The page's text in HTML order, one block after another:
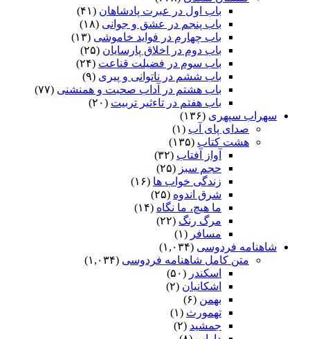
باب اول در عبرت پادشاهان (۴۱)
باب پنجم در عشق و جوانى (۱۸)
باب چهارم در فواید خاموشى (۱۳)
باب دوم در اخلاق پارسایان (۲۵)
باب سوم در فضیلت قناعت (۲۴)
باب ششم در ناتوانى و پیرى (۹)
باب هشتم در آداب صحبت و همنشنى (۷۷)
باب هفتم در تاءثیر تربیت (۲۰)
سهراب سپهری (۱۳۶)
صدای پای آب (۱)
هشت کتاب (۱۳۵)
آواز آفتاب (۳۲)
حجم سبز (۲۵)
زندگی خواب ها (۱۶)
شرق اندوه (۲۵)
ما هیچ، ما نگاه (۱۴)
مرگ رنگ (۲۲)
مسافر (۱)
شاهنامه فردوسی (۱,۰۳۴)
متن کامل شاهنامه فردوسی (۱,۰۳۴)
اسکندر (۵۰)
اشکانیان (۲)
بهمن (۶)
تهمورث (۱)
جمشید (۲)